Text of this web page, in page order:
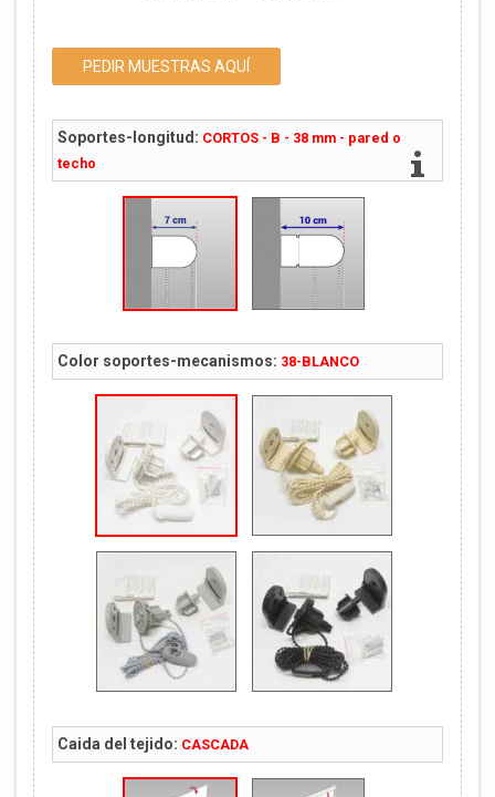
PEDIR MUESTRAS AQUÍ
Soportes-longitud: CORTOS - B - 38 mm - pared o
techo
Color soportes-mecanismos: 38-BLANCO
Caida del tejido: CASCADA